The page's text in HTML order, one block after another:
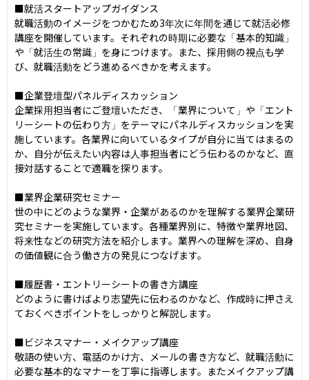
■就活スタートアップガイダンス
就職活動のイメージをつかむため3年次に年間を通じて就活必修
講座を開催しています。それぞれの時期に必要な「基本的知識」
や「就活生の常識」を身につけます。また、採用側の視点も学
び、就職活動をどう進めるべきかを考えます。
■企業登壇型パネルディスカッション
企業採用担当者にご登壇いただき、「業界について」や「エント
リーシートの伝わり方」をテーマにパネルディスカッションを実
施しています。各業界に向いているタイプが自分に当てはまるの
か、自分が伝えたい内容は人事担当者にどう伝わるのかなど、直
接対話することで適職を探ります。
■業界企業研究セミナー
世の中にどのような業界・企業があるのかを理解する業界企業研
究セミナーを実施しています。各種業界別に、特徴や業界地図、
将来性などの研究方法を紹介します。業界への理解を深め、自身
の価値観に合う働き方の発見につなげます。
■履歴書・エントリーシートの書き方講座
どのように書けばより志望先に伝わるのかなど、作成時に押さえ
ておくべきポイントをしっかりと解説します。
■ビジネスマナー・メイクアップ講座
敬語の使い方、電話のかけ方、メールの書き方など、就職活動に
必要な基本的なマナーを丁寧に指導します。またメイクアップ講